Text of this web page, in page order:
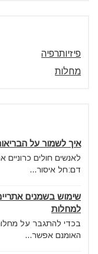
פיזיותרפיה
מחלות
איך לשמור על
לאנשים חולים
דם:חל איסור...
שימוש בשמנים
למחלות
בכדי להתגבר על
האומנם אפשר...